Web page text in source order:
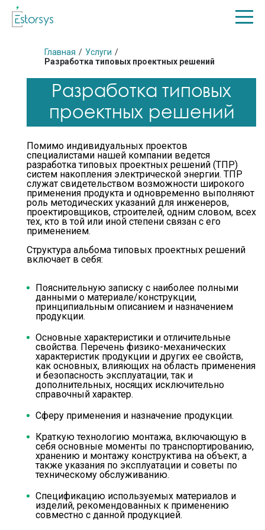
Главная / Услуги /
Разработка типовых проектных решений
Разработка типовых
проектных решений
Помимо индивидуальных проектов
специалистами нашей компании ведется
разработка типовых проектных решений (ТПР)
систем накопления электрической энергии. ТПР
служат свидетельством возможности широкого
применения продукта и одновременно выполняют
роль методических указаний для инженеров,
проектировщиков, строителей, одним словом, всех
тех, кто в той или иной степени связан с его
применением.
Структура альбома типовых проектных решений
включает в себя:
Пояснительную записку с наиболее полными
данными о материале/конструкции,
принципиальным описанием и назначением
продукции.
Основные характеристики и отличительные
свойства. Перечень физико-механических
характеристик продукции и других ее свойств,
как основных, влияющих на область применения
и безопасность эксплуатации, так и
дополнительных, носящих исключительно
справочный характер.
Сферу применения и назначение продукции.
Краткую технологию монтажа, включающую в
себя основные моменты по транспортированию,
хранению и монтажу конструктива на объект, а
также указания по эксплуатации и советы по
техническому обслуживанию.
Спецификацию используемых материалов и
изделий, рекомендованных к применению
совместно с данной продукцией.